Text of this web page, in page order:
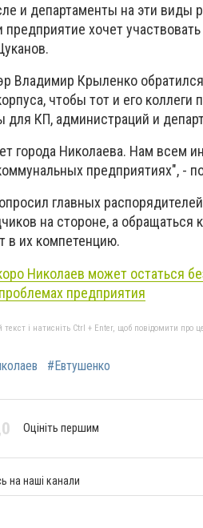
и департаменты на эти виды
хочет
Владимир Крыленко
чтобы тот и его коллеги
КП, администраций и
города Николаева. Нам всем
предприятиях", -
главных
на стороне, а
в их компетенцию.
Николаев может остаться
предприятия
і натисніть Ctrl + Enter, щоб повідомити про
#Евтушенко
Оцініть першим
на наші канали